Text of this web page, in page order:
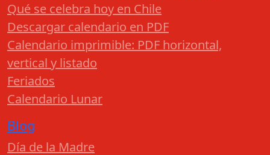
Qué se celebra hoy en Chile
Descargar calendario en PDF
Calendario imprimible: PDF horizontal,
vertical y listado
Feriados
Calendario Lunar
Blog
Día de la Madre